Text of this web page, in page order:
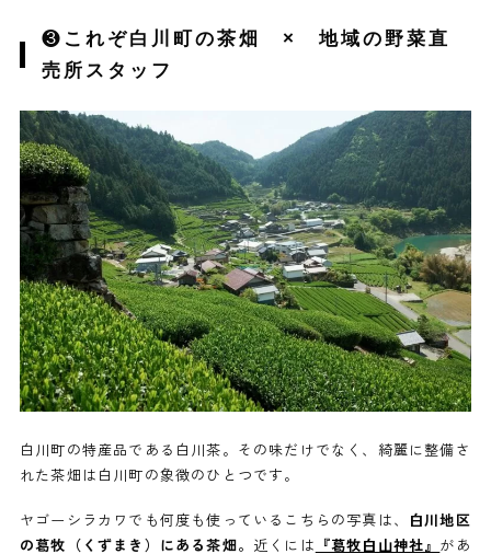
❸ これぞ白川町の茶畑 × 地域の野菜直
売所スタッフ
白川町の特産品である白川茶。その味だけでなく、綺麗に整備さ
れた茶畑は白川町の象徴のひとつです。
ヤゴーシラカワでも何度も使っているこちらの写真は、
白川地区
の葛牧（くずまき）にある茶畑。 近くには 『葛牧白山神社』 があ